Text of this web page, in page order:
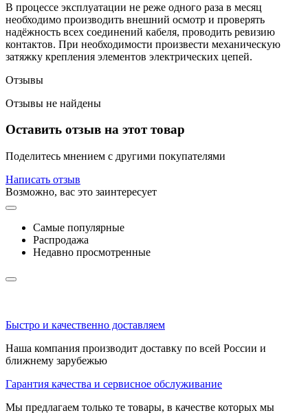
В процессе эксплуатации не реже одного раза в месяц
необходимо производить внешний осмотр и проверять
надёжность всех соединений кабеля, проводить ревизию
контактов. При необходимости произвести механическую
затяжку крепления элементов электрических цепей.
Отзывы
Отзывы не найдены
Оставить отзыв на этот товар
Поделитесь мнением с другими покупателями
Написать отзыв
Возможно, вас это заинтересует
Самые популярные
Распродажа
Недавно просмотренные
Быстро и качественно доставляем
Наша компания производит доставку по всей России и
ближнему зарубежью
Гарантия качества и сервисное обслуживание
Мы предлагаем только те товары, в качестве которых мы